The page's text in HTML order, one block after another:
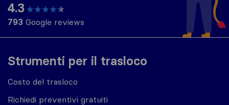
Strumenti per il trasloco
Costo del trasloco
Richiedi preventivi gratuiti
4.3
793 Google reviews